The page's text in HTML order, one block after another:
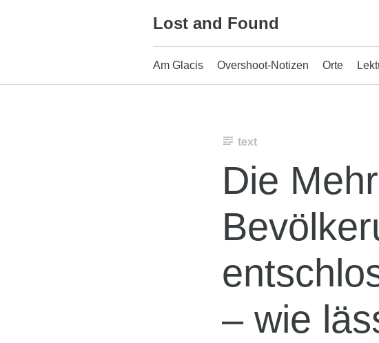
Lost and Found
Am Glacis Overshoot-Notizen Orte
text
Die
– wie